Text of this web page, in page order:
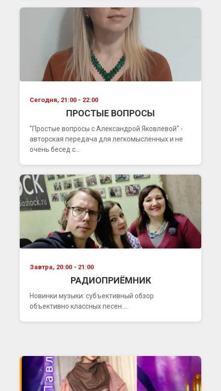
Сегодня, 21:00 - 22:00
ПРОСТЫЕ ВОПРОСЫ
"Простые вопросы с Александрой Яковлевой" -
авторская передача для легкомысленных и не
очень бесед с...
Завтра, 20:00 - 21:00
РАДИОПРИЁМНИК
Новинки музыки: субъективный обзор
объективно классных песен....